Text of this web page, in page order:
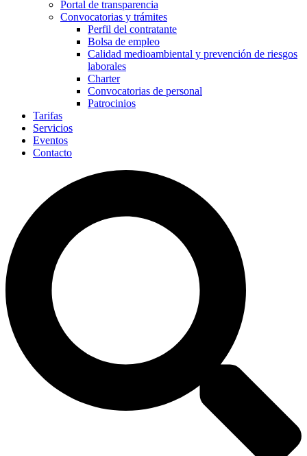
Portal de transparencia
Convocatorias y trámites
Perfil del contratante
Bolsa de empleo
Calidad medioambiental y prevención de riesgos
laborales
Charter
Convocatorias de personal
Patrocinios
Tarifas
Servicios
Eventos
Contacto